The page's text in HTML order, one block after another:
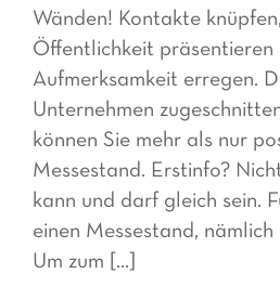
Wänden! Kontakte
Öffentlichkeit präsentieren
Aufmerksamkeit erregen.
Unternehmen
können Sie mehr als nur
Messestand. Erstinfo?
kann und darf gleich sein.
einen Messestand, nämlich
Um zum [...]